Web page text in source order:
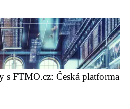
s FTMO.cz: Česká platforma